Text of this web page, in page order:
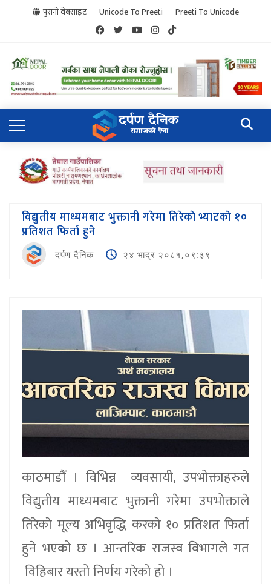
पुरानो वेबसाइट Unicode To Preeti Preeti To Unicode
विद्युतीय माध्यमबाट भुक्तानी गरेमा तिरेकाे भ्याटकाे १०
प्रतिशत फिर्ता हुने
दर्पण दैनिक २४ भाद्र २०८१,०९:३९
काठमाडाैं । विभिन्न व्यवसायी, उपभोक्ताहरुले
विद्युतीय माध्यमबाट भुक्तानी गरेमा उपभोक्ताले
तिरेकाे मूल्य अभिवृद्धि करकाे १० प्रतिशत फिर्ता
हुने भएको छ । आन्तरिक राजस्व विभागले गत
विहिबार यस्तो निर्णय गरेको हो ।